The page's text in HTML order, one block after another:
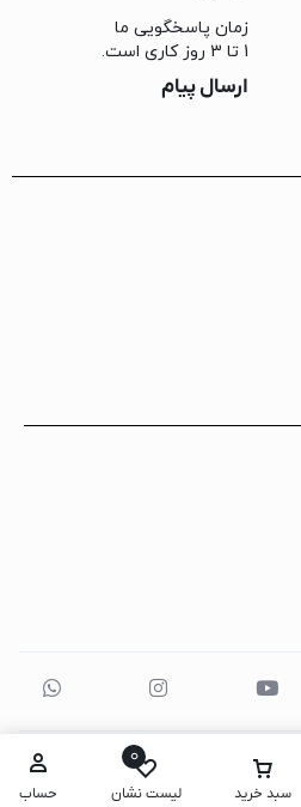
زمان پاسخگویی ما
1 تا 3 روز کاری است.
ارسال پیام
سبد خرید
0
لیست نشان حساب